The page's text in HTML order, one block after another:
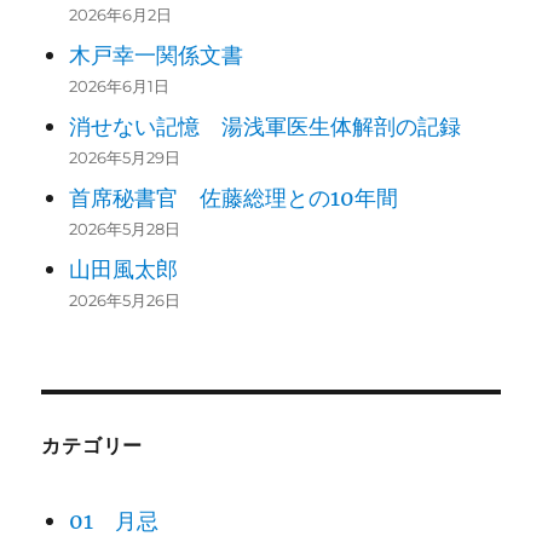
2026年6月2日
木戸幸一関係文書
2026年6月1日
消せない記憶 湯浅軍医生体解剖の記録
2026年5月29日
首席秘書官 佐藤総理との10年間
2026年5月28日
山田風太郎
2026年5月26日
カテゴリー
01 月忌